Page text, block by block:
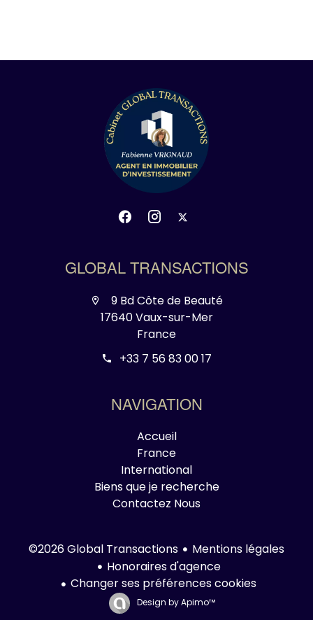
GLOBAL TRANSACTIONS
9 Bd Côte de Beauté
17640 Vaux-sur-Mer
France
+33 7 56 83 00 17
NAVIGATION
Accueil
France
International
Biens que je recherche
Contactez Nous
©2026 Global Transactions
Mentions légales
Honoraires d'agence
Changer ses préférences cookies
Design byApimo™